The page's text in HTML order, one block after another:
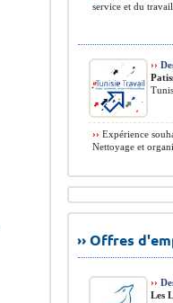
service et du
››
›› Expérience
Nettoyage et
›› Offres
››
Les